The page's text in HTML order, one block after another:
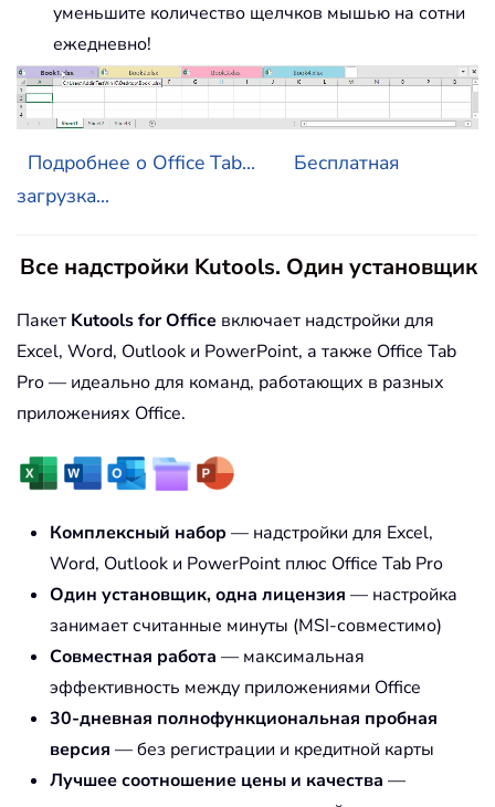
уменьшите количество щелчков мышью на сотни
ежедневно!
Подробнее о Office Tab...
Бесплатная
загрузка...
Все надстройки Kutools. Один установщик
Пакет Kutools for Office включает надстройки для
Excel, Word, Outlook и PowerPoint, а также Office Tab
Pro — идеально для команд, работающих в разных
приложениях Office.
Комплексный набор — надстройки для Excel,
Word, Outlook и PowerPoint плюс Office Tab Pro
Один установщик, одна лицензия — настройка
занимает считанные минуты (MSI-совместимо)
Совместная работа — максимальная
эффективность между приложениями Office
30-дневная полнофункциональная пробная
версия — без регистрации и кредитной карты
Лучшее соотношение цены и качества —